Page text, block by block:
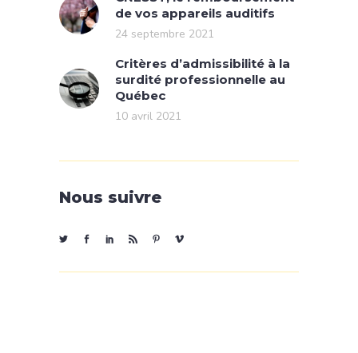
de vos appareils auditifs
24 septembre 2021
Critères d’admissibilité à la
surdité professionnelle au
Québec
10 avril 2021
Nous suivre